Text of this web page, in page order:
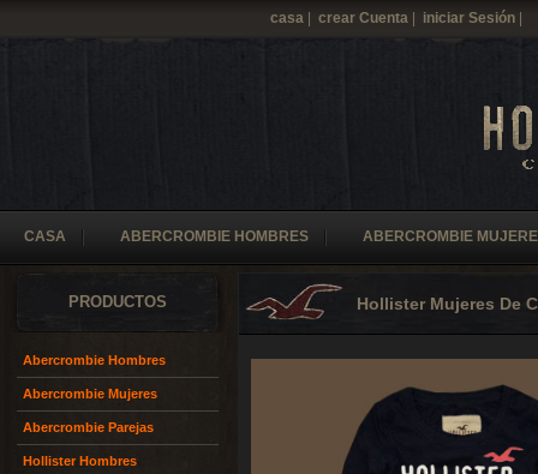
casa crear Cuenta iniciar Sesión
CASA ABERCROMBIE HOMBRES ABERCROMBIE
PRODUCTOS
Abercrombie Hombres
Abercrombie Mujeres
Abercrombie Parejas
Hollister Hombres
Hollister Mujeres De